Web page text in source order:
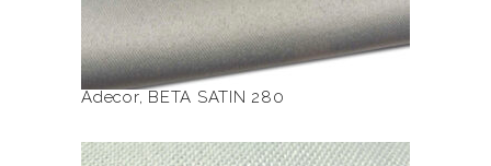
stronie
produktu
Adecor, BETA SATIN 280
Ten